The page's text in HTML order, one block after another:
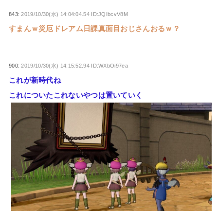
843:2019/10/30(水) 14:04:04.54 ID:JQIbcvV8M
すまんｗ災厄ドレアム日課真面目おじさんおるｗ？
900:2019/10/30(水) 14:15:52.94 ID:WXbOi97ea
これが新時代ね
これについたこれないやつは置いていく